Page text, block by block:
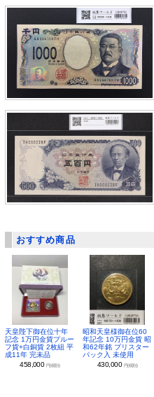
おすすめ商品
天皇陛下御在位十年
記念 1万円金貨プルー
フ貨+白銅貨 2枚組 平
成11年 完未品
458,000 円(税別)
昭和天皇様御在位60
年記念 10万円金貨 昭
和62年銘 ブリスター
パック入 未使用
430,000 円(税別)